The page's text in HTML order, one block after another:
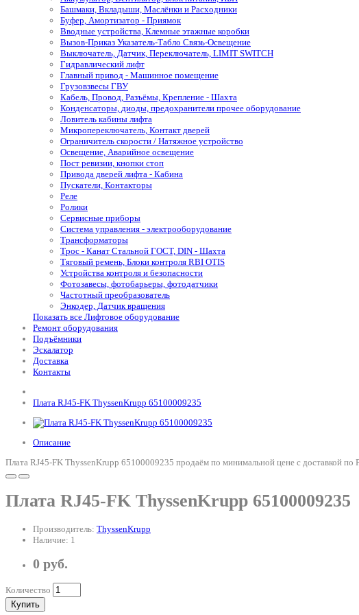
Башмаки, Вкладыши, Маслёнки и Расходники
Буфер, Амортизатор - Приямок
Вводные устройства, Клемные этажные коробки
Вызов-Приказ Указатель-Табло Связь-Освещение
Выключатель, Датчик, Переключатель, LIMIT SWITCH
Гидравлический лифт
Главный привод - Машинное помещение
Грузовзвесы ГВУ
Кабель, Провод, Разъёмы, Крепление - Шахта
Конденсаторы, диоды, предохранители прочее оборудование
Ловитель кабины лифта
Микропереключатель, Контакт дверей
Ограничитель скорости / Натяжное устройство
Освещение, Аварийное освещение
Пост ревизии, кнопки стоп
Привода дверей лифта - Кабина
Пускатели, Контакторы
Реле
Ролики
Сервисные приборы
Система управления - электрооборудование
Трансформаторы
Трос - Канат Стальной ГОСТ, DIN - Шахта
Тяговый ремень, Блоки контроля RBI OTIS
Устройства контроля и безопасности
Фотозавесы, фотобарьеры, фотодатчики
Частотный преобразователь
Энкодер, Датчик вращения
Показать все Лифтовое оборудование
Ремонт оборудования
Подъёмники
Эскалатор
Доставка
Контакты
Плата RJ45-FK ThyssenKrupp 65100009235
Описание
Плата RJ45-FK ThyssenKrupp 65100009235 продаём по минимальной цене с доставкой по
Плата RJ45-FK ThyssenKrupp 65100009235
Производитель: ThyssenKrupp
Наличие: 1
0 руб.
Количество
Купить